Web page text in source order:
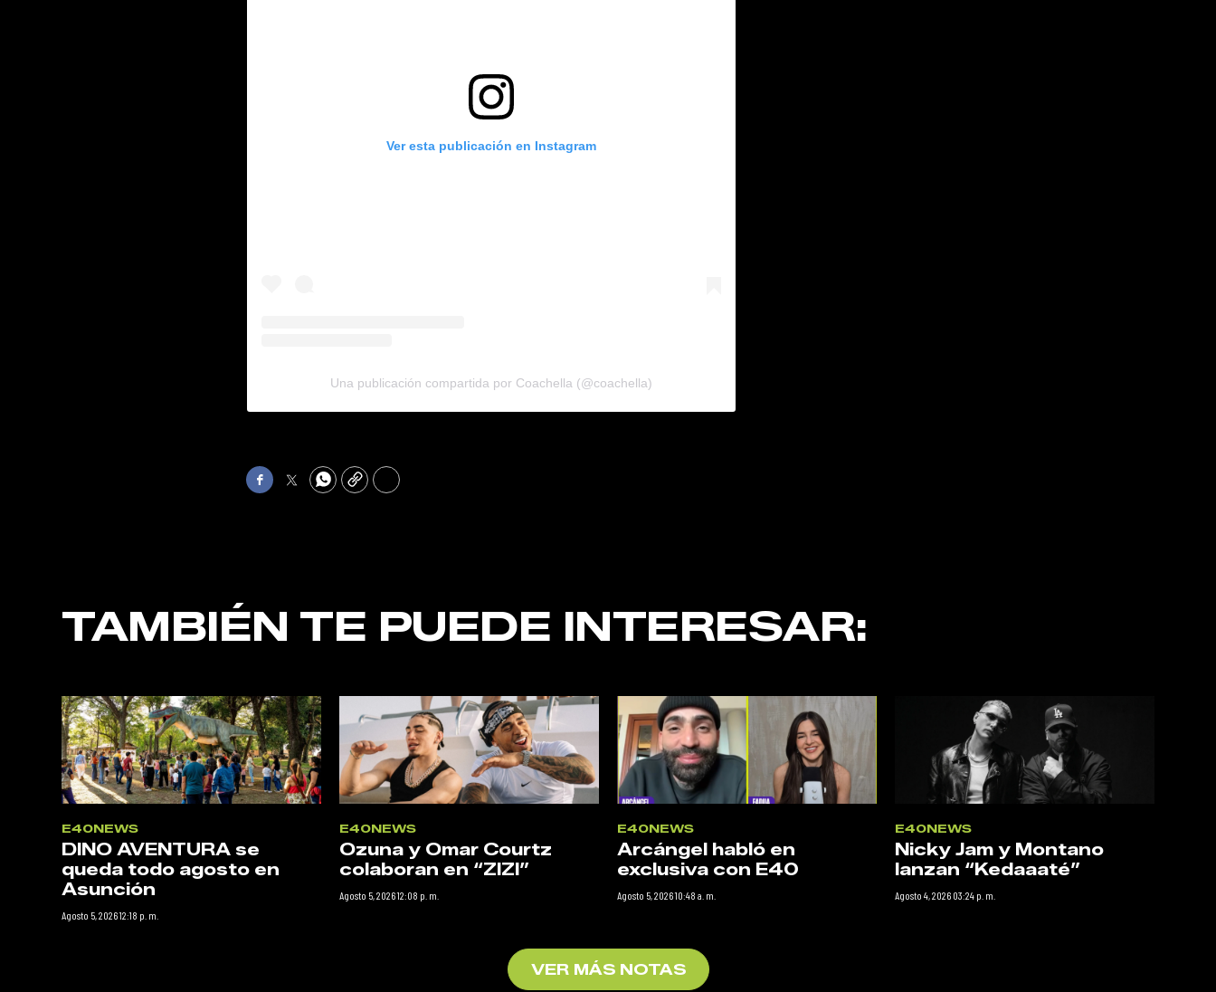
Ver esta publicación en Instagram
Una publicación compartida por Coachella (@coachella)
FacebookTwitterWhatsApp
Copy Print
TAMBIÉN TE PUEDE INTERESAR:
E40NEWS
DINO AVENTURA se
queda todo agosto en
Asunción
Agosto 5, 2026 12:18 p. m.
E40NEWS
Ozuna y Omar Courtz
colaboran en “ZIZI”
Agosto 5, 2026 12:08 p. m.
E40NEWS
Arcángel habló en
exclusiva con E40
Agosto 5, 2026 10:48 a. m.
E40NEWS
Nicky Jam y Montano
lanzan “Kedaaaté”
Agosto 4, 2026 03:24 p. m.
VER MÁS NOTAS